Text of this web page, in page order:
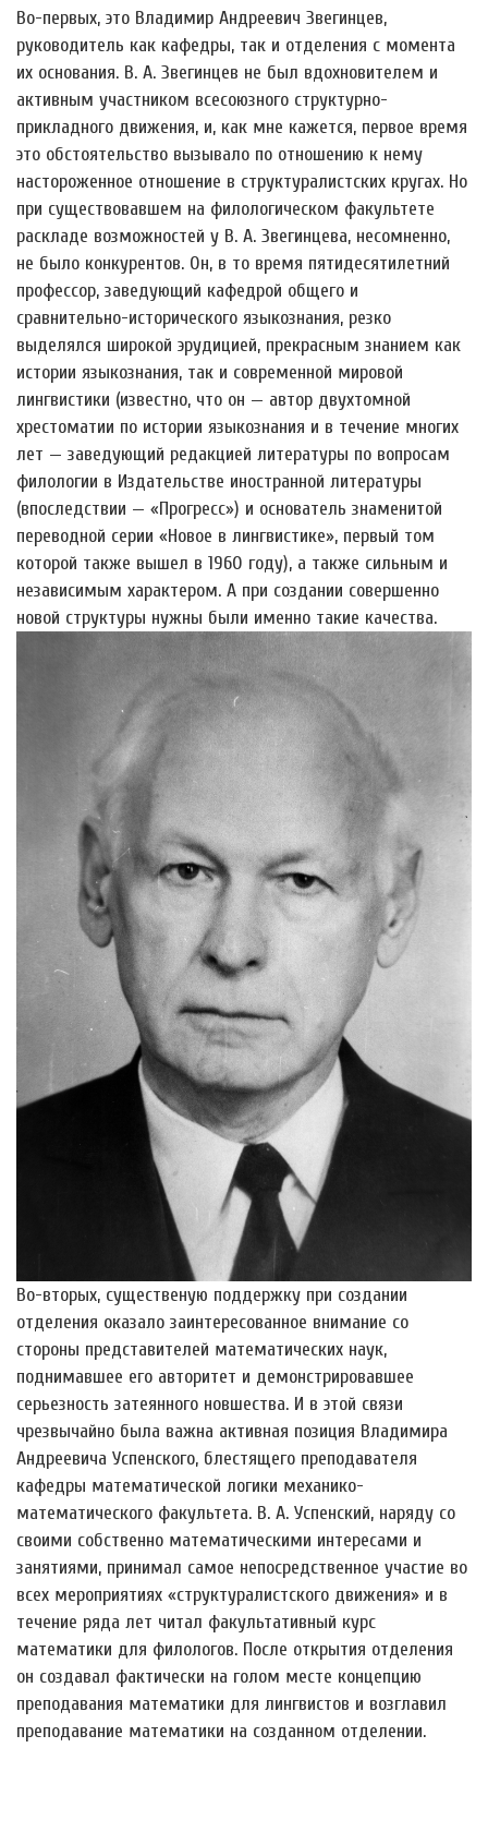
Во-первых, это Владимир Андреевич Звегинцев,
руководитель как кафедры, так и отделения с момента
их основания. В. А. Звегинцев не был вдохновителем и
активным участником всесоюзного структурно-
прикладного движения, и, как мне кажется, первое время
это обстоятельство вызывало по отношению к нему
настороженное отношение в структуралистских кругах. Но
при существовавшем на филологическом факультете
раскладе возможностей у В. А. Звегинцева, несомненно,
не было конкурентов. Он, в то время пятидесятилетний
профессор, заведующий кафедрой общего и
сравнительно-исторического языкознания, резко
выделялся широкой эрудицией, прекрасным знанием как
истории языкознания, так и современной мировой
лингвистики (известно, что он — автор двухтомной
хрестоматии по истории языкознания и в течение многих
лет — заведующий редакцией литературы по вопросам
филологии в Издательстве иностранной литературы
(впоследствии — «Прогресс») и основатель знаменитой
переводной серии «Новое в лингвистике», первый том
которой также вышел в 1960 году), а также сильным и
независимым характером. А при создании совершенно
новой структуры нужны были именно такие качества.
Во-вторых, существеную поддержку при создании
отделения оказало заинтересованное внимание со
стороны представителей математических наук,
поднимавшее его авторитет и демонстрировавшее
серьезность затеянного новшества. И в этой связи
чрезвычайно была важна активная позиция Владимира
Андреевича Успенского, блестящего преподавателя
кафедры математической логики механико-
математического факультета. В. А. Успенский, наряду со
своими собственно математическими интересами и
занятиями, принимал самое непосредственное участие во
всех мероприятиях «структуралистского движения» и в
течение ряда лет читал факультативный курс
математики для филологов. После открытия отделения
он создавал фактически на голом месте концепцию
преподавания математики для лингвистов и возглавил
преподавание математики на созданном отделении.